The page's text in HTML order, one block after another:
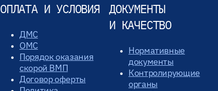
ОПЛАТА И УСЛОВИЯ
ДМС
ОМС
Порядок оказания
скорой ВМП
Договор оферты
ДОКУМЕНТЫ
И КАЧЕСТВО
Нормативные
документы
Контролирующие
органы